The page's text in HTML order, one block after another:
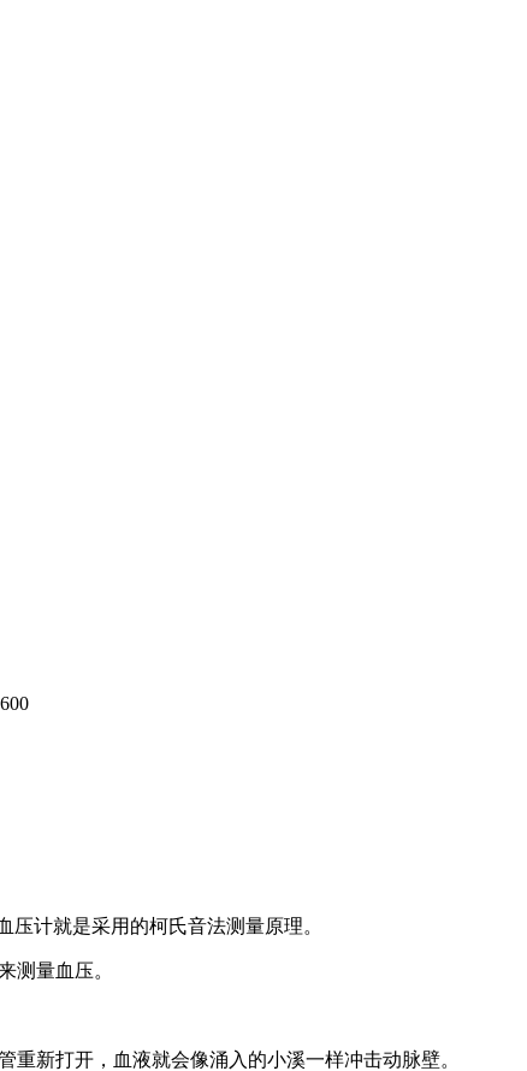
计就是采用的柯氏音法测量原理。
量血压。
新打开，血液就会像涌入的小溪一样冲击动脉壁。